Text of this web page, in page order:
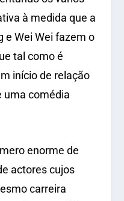
à medida que a
e Wei Wei fazem o
tal como é
início de relação
uma comédia
enorme de
actores cujos
carreira